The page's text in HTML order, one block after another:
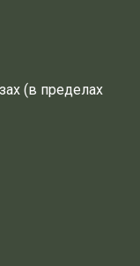
(в пределах